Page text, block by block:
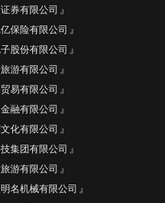
券有限公司
保险有限公司
股份有限公司
游有限公司
易有限公司
融有限公司
化有限公司
集团有限公司
游有限公司
名机械有限公司